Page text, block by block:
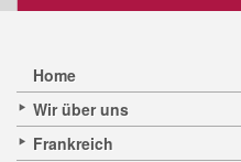
Home
Wir über uns
Frankreich